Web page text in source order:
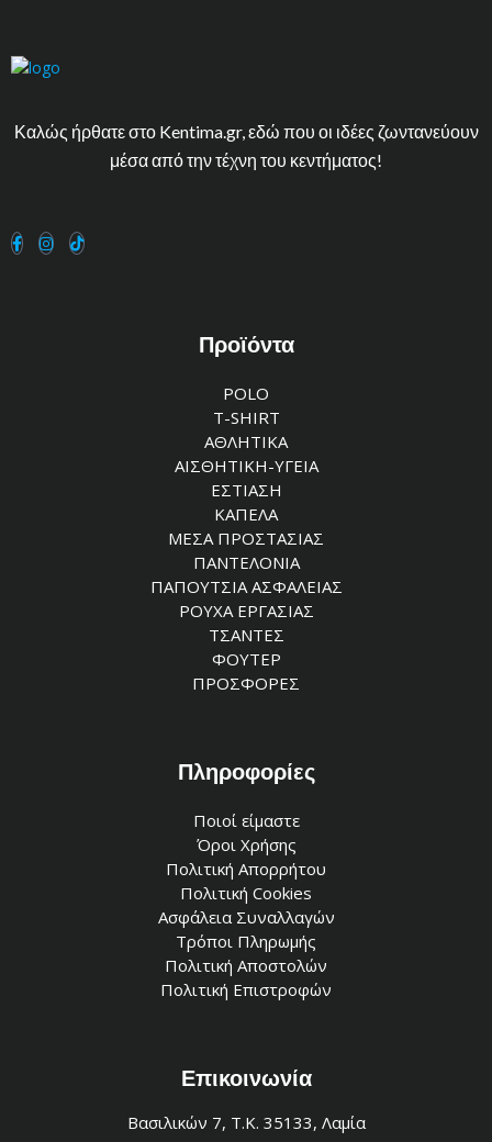
Καλώς ήρθατε στο Kentima.gr, εδώ που οι ιδέες ζωντανεύουν
μέσα από την τέχνη του κεντήματος!
Προϊόντα
POLO
T-SHIRT
ΑΘΛΗΤΙΚΑ
ΑΙΣΘΗΤΙΚΗ-ΥΓΕΙΑ
ΕΣΤΙΑΣΗ
ΚΑΠΕΛΑ
ΜΕΣΑ ΠΡΟΣΤΑΣΙΑΣ
ΠΑΝΤΕΛΟΝΙΑ
ΠΑΠΟΥΤΣΙΑ ΑΣΦΑΛΕΙΑΣ
ΡΟΥΧΑ ΕΡΓΑΣΙΑΣ
ΤΣΑΝΤΕΣ
ΦΟΥΤΕΡ
ΠΡΟΣΦΟΡΕΣ
Πληροφορίες
Ποιοί είμαστε
Όροι Χρήσης
Πολιτική Απορρήτου
Πολιτική Cookies
Ασφάλεια Συναλλαγών
Τρόποι Πληρωμής
Πολιτική Αποστολών
Πολιτική Επιστροφών
Επικοινωνία
Βασιλικών 7, Τ.Κ. 35133, Λαμία